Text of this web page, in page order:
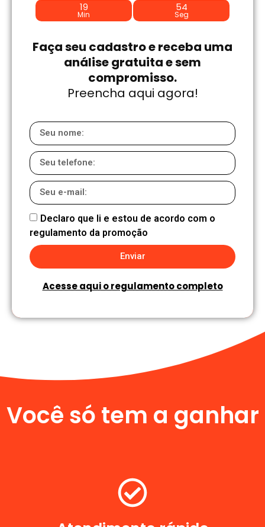
19
Min
54
Seg
Faça seu cadastro e receba uma
análise gratuita e sem
compromisso.
Preencha aqui agora!
Declaro que li e estou de acordo com o
regulamento da promoção
Enviar
Acesse aqui o regulamento completo
Você só tem a ganhar